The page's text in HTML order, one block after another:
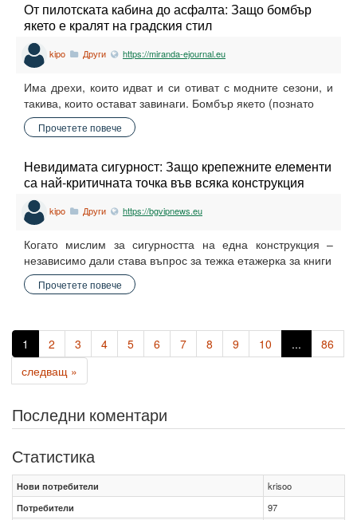
От пилотската кабина до асфалта: Защо бомбър
якето е кралят на градския стил
kipo Други https://miranda-ejournal.eu
Има дрехи, които идват и си отиват с модните сезони, и
такива, които остават завинаги. Бомбър якето (познато
Прочетете повече
Невидимата сигурност: Защо крепежните елементи
са най-критичната точка във всяка конструкция
kipo Други https://bgvipnews.eu
Когато мислим за сигурността на една конструкция –
независимо дали става въпрос за тежка етажерка за книги
Прочетете повече
1 2 3 4 5 6 7 8 9 10 ...
86
следващ »
Последни коментари
Статистика
Нови потребители
krisoo
Потребители
97